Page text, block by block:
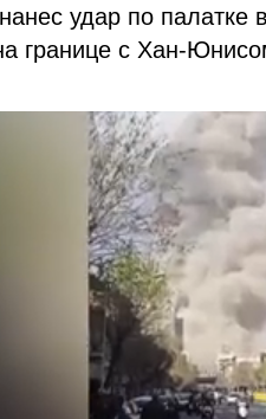
удар по палатке
границе с Хан-